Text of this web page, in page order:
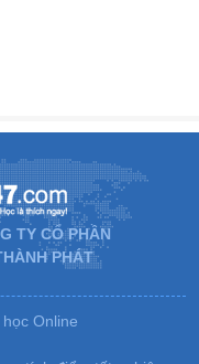
TY CỔ PHẦN
PHÁT
học Online